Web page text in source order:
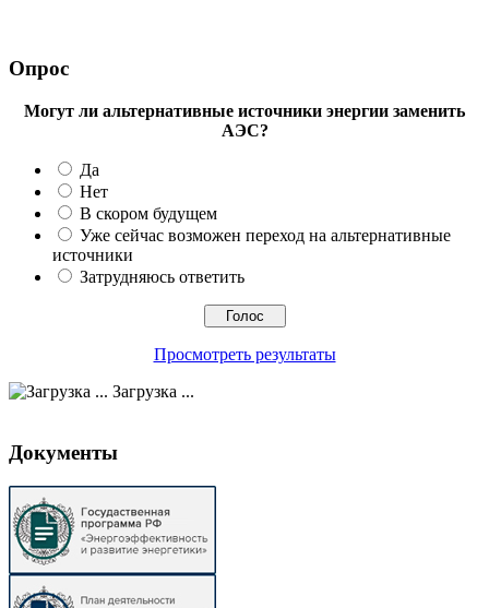
Опрос
Могут ли альтернативные источники энергии заменить
АЭС?
Да
Нет
В скором будущем
Уже сейчас возможен переход на альтернативные
источники
Затрудняюсь ответить
Просмотреть результаты
Загрузка ...
Документы